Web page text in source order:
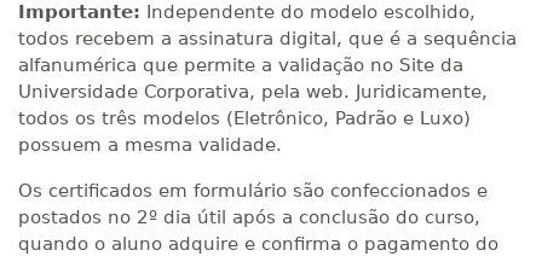
Importante: Independente do modelo escolhido,
todos recebem a assinatura digital, que é a sequência
alfanumérica que permite a validação no Site da
Universidade Corporativa, pela web. Juridicamente,
todos os três modelos (Eletrônico, Padrão e Luxo)
possuem a mesma validade.
Os certificados em formulário são confeccionados e
postados no 2º dia útil após a conclusão do curso,
quando o aluno adquire e confirma o pagamento do